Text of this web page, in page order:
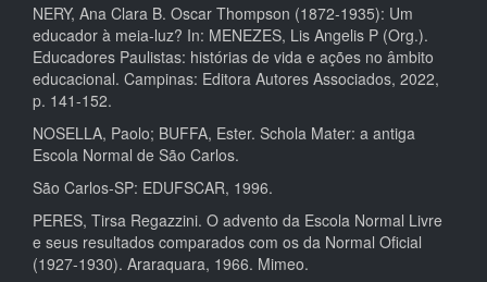
NERY, Ana Clara B. Oscar Thompson (1872-1935): Um
educador à meia-luz? In: MENEZES, Lis Angelis P (Org.).
Educadores Paulistas: histórias de vida e ações no âmbito
educacional. Campinas: Editora Autores Associados, 2022,
p. 141-152.
NOSELLA, Paolo; BUFFA, Ester. Schola Mater: a antiga
Escola Normal de São Carlos.
São Carlos-SP: EDUFSCAR, 1996.
PERES, Tirsa Regazzini. O advento da Escola Normal Livre
e seus resultados comparados com os da Normal Oficial
(1927-1930). Araraquara, 1966. Mimeo.